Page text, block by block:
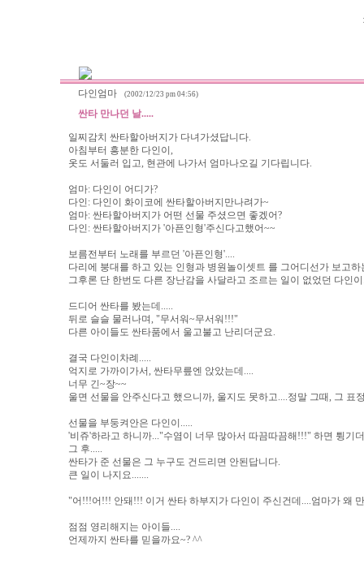
다인엄마 (2002/12/23 pm 04:56)
싼타 만나던 날.....
일찌감치 싼타할아버지가 다녀가셨답니다.
아침부터 흥분한 다인이,
옷도 서둘러 입고, 현관에 나가서 엄마나오길 기다립니다.
엄마: 다인이 어디가?
다인: 다인이 화이코에 싼타할아버지만나려가~
엄마: 싼타할아버지가 어떤 선물 주셨으면 좋겠어?
다인: 싼타할아버지가 '아픈인형'주신다고했어~~
보름전부터 노래를 부르던 '아픈인형'....
다리에 붕대를 하고 있는 인형과 병원놀이셋트 를 그어디선가 보고하
그후론 단 한번도 다른 장난감을 사달라고 조르는 일이 없었던 다인
드디어 싼타를 봤는데.....
뒤로 슬슬 물러나며, "무서워~무서워!!!"
다른 아이들도 싼타품에서 울고불고 난리더군요.
결국 다인이차례.....
억지로 가까이가서, 싼타무릎엔 앉았는데....
너무 긴~장~~
울면 선물을 안주신다고 했으니까, 울지도 못하고....정말 그때, 그 표
선물을 부둥켜안은 다인이.....
'비쥬'하라고 하니까..."수염이 너무 많아서 따끔따끔해!!!" 하면 튕기
그 후.....
싼타가 준 선물은 그 누구도 건드리면 안된답니다.
큰 일이 나지요.......
"어!!!어!!! 안돼!!! 이거 싼타 하부지가 다인이 주신건데....엄마가 왜
점점 영리해지는 아이들....
언제까지 싼타를 믿을까요~? ^^